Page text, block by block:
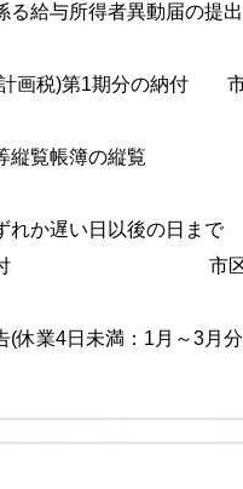
告に係る給与
計画税)第1期分の納付
屋価格等縦覧帳
れか遅い日以後の日まで
の納付 市区町村
病報告(休業4日